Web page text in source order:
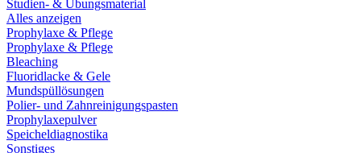
Studien- & Übungsmaterial
Alles anzeigen
Prophylaxe & Pflege
Prophylaxe & Pflege
Bleaching
Fluoridlacke & Gele
Mundspüllösungen
Polier- und Zahnreinigungspasten
Prophylaxepulver
Speicheldiagnostika
Sonstiges